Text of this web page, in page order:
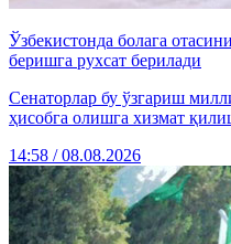
Ўзбекистонда болага
беришга рухсат берилади
Сенаторлар бу ўзгариш
ҳисобга олишга хизмат
14:58 / 08.08.2026